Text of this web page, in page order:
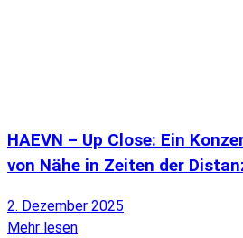
HAEVN – Up Close: Ein
von Nähe in Zeiten der
2. Dezember 2025
Mehr lesen